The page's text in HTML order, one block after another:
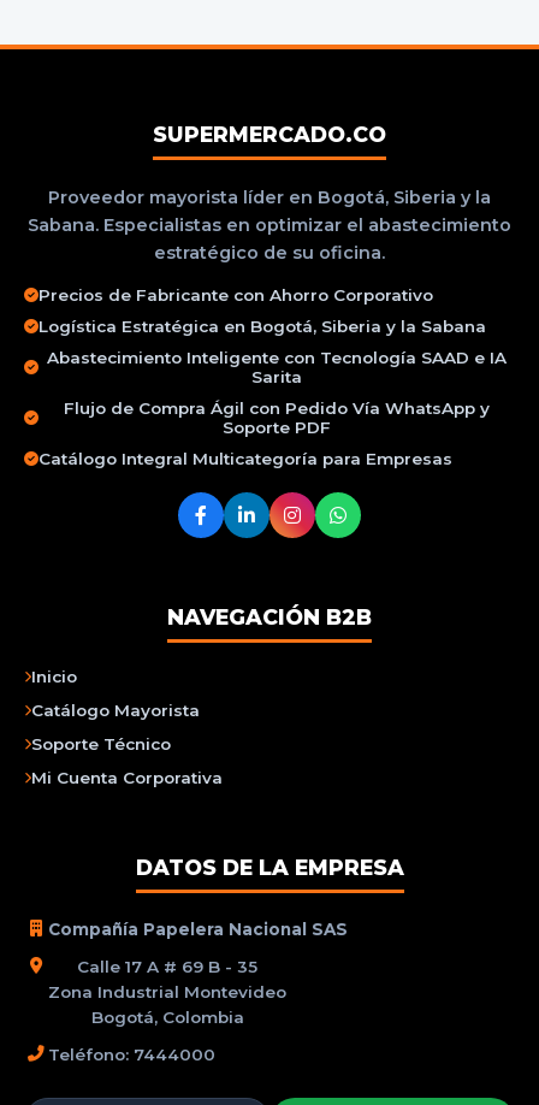
SUPERMERCADO.CO
Proveedor mayorista líder en Bogotá, Siberia y la
Sabana. Especialistas en optimizar el abastecimiento
estratégico de su oficina.
Precios de Fabricante con Ahorro Corporativo
Logística Estratégica en Bogotá, Siberia y la Sabana
Abastecimiento Inteligente con Tecnología SAAD e IA
Sarita
Flujo de Compra Ágil con Pedido Vía WhatsApp y
Soporte PDF
Catálogo Integral Multicategoría para Empresas
NAVEGACIÓN B2B
Inicio
Catálogo Mayorista
Soporte Técnico
Mi Cuenta Corporativa
DATOS DE LA EMPRESA
Compañía Papelera Nacional SAS
Calle 17 A # 69 B - 35
Zona Industrial Montevideo
Bogotá, Colombia
Teléfono: 7444000